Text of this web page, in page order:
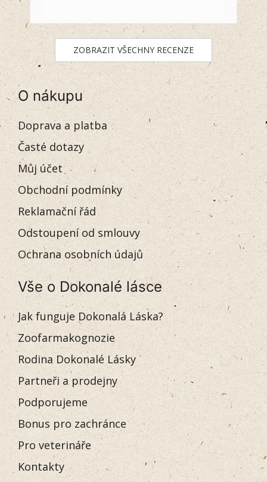
ZOBRAZIT VŠECHNY RECENZE
O nákupu
Doprava a platba
Časté dotazy
Můj účet
Obchodní podmínky
Reklamační řád
Odstoupení od smlouvy
Ochrana osobních údajů
Vše o Dokonalé lásce
Jak funguje Dokonalá Láska?
Zoofarmakognozie
Rodina Dokonalé Lásky
Partneři a prodejny
Podporujeme
Bonus pro zachránce
Pro veterináře
Kontakty